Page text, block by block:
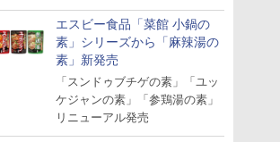
「Fisherman's Academy」を
実施中
エスビー食品「菜館 小鍋の
素」シリーズから「麻辣湯の
素」新発売
「スンドゥブチゲの素」「ユッ
ケジャンの素」「参鶏湯の素」
リニューアル発売